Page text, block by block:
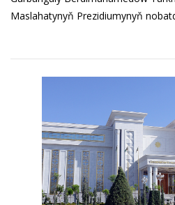
Maslahatynyň Prezidiumynyň